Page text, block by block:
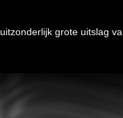
grote uitslag